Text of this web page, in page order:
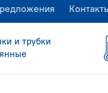
и трубки